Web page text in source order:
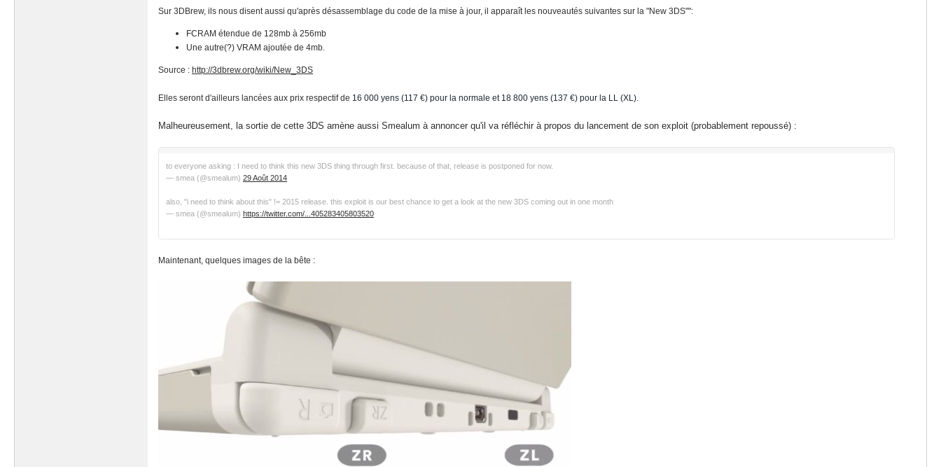
Sur 3DBrew, ils nous disent aussi qu'après désassemblage du code de la mise à jour, il apparaît les nouveautés suivantes sur la "New 3DS"":
FCRAM étendue de 128mb à 256mb
Une autre(?) VRAM ajoutée de 4mb.
Source : http://3dbrew.org/wiki/New_3DS
Elles seront d'ailleurs lancées aux prix respectif de 16 000 yens (117 €) pour la normale et 18 800 yens (137 €) pour la LL (XL).
Malheureusement, la sortie de cette 3DS amène aussi Smealum à annoncer qu'il va réfléchir à propos du lancement de son exploit (probablement repoussé) :
to everyone asking : I need to think this new 3DS thing through first. because of that, release is postponed for now.
— smea (@smealum) 29 Août 2014
also, "i need to think about this" != 2015 release. this exploit is our best chance to get a look at the new 3DS coming out in one month
— smea (@smealum) https://twitter.com/...405283405803520
Maintenant, quelques images de la bête :